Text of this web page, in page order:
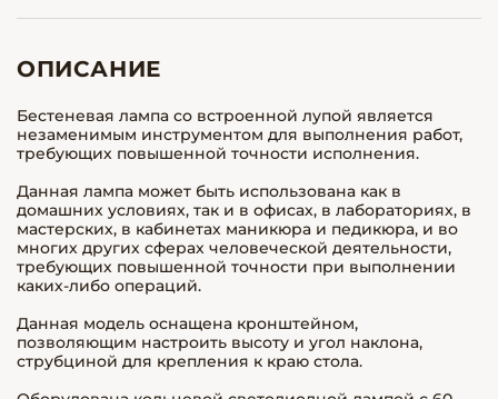
ОПИСАНИЕ
Бестеневая лампа со встроенной лупой является
незаменимым инструментом для выполнения работ,
требующих повышенной точности исполнения.
Данная лампа может быть использована как в
домашних условиях, так и в офисах, в лабораториях, в
мастерских, в кабинетах маникюра и педикюра, и во
многих других сферах человеческой деятельности,
требующих повышенной точности при выполнении
каких-либо операций.
Данная модель оснащена кронштейном,
позволяющим настроить высоту и угол наклона,
струбциной для крепления к краю стола.